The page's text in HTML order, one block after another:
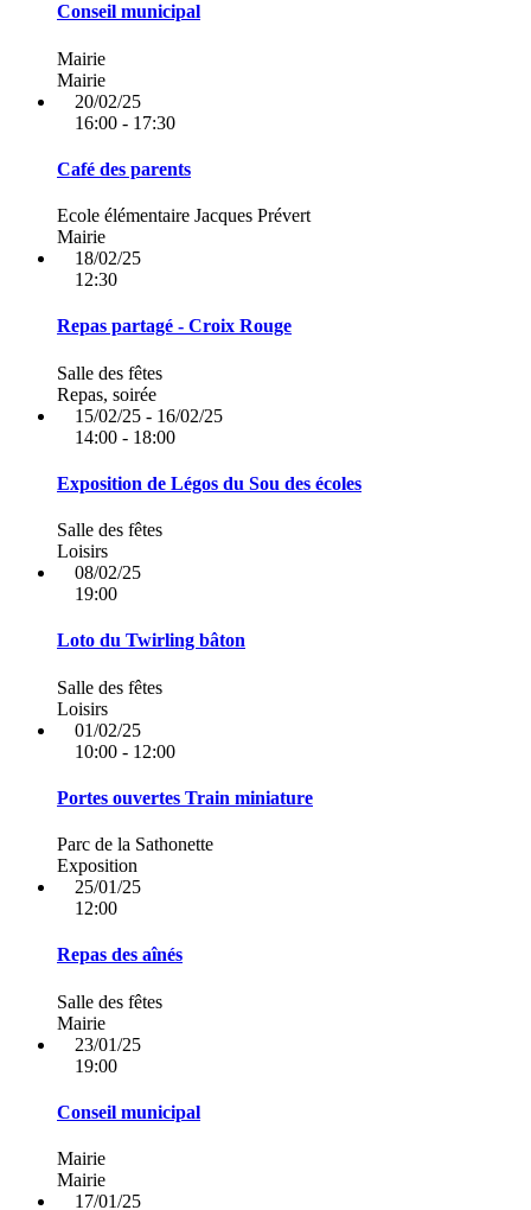
Conseil municipal
Mairie
Mairie
20/02/25
16:00 - 17:30
Café des parents
Ecole élémentaire Jacques Prévert
Mairie
18/02/25
12:30
Repas partagé - Croix Rouge
Salle des fêtes
Repas, soirée
15/02/25 - 16/02/25
14:00 - 18:00
Exposition de Légos du Sou des écoles
Salle des fêtes
Loisirs
08/02/25
19:00
Loto du Twirling bâton
Salle des fêtes
Loisirs
01/02/25
10:00 - 12:00
Portes ouvertes Train miniature
Parc de la Sathonette
Exposition
25/01/25
12:00
Repas des aînés
Salle des fêtes
Mairie
23/01/25
19:00
Conseil municipal
Mairie
Mairie
17/01/25